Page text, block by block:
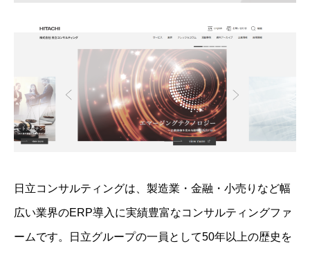
日立コンサルティングは、製造業・金融・小売りなど幅
広い業界のERP導入に実績豊富なコンサルティングファ
ームです。日立グループの一員として50年以上の歴史を